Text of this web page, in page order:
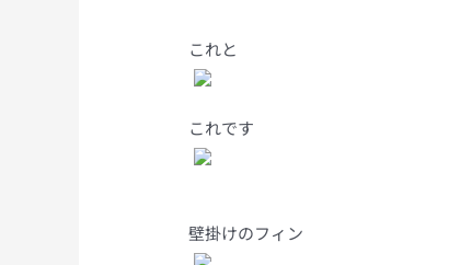
これと
これです
壁掛けのフィン